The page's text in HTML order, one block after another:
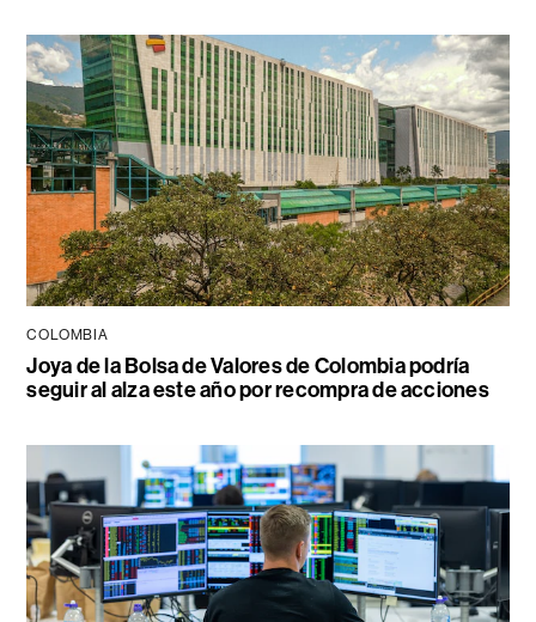
COLOMBIA
Joya de la Bolsa de Valores de Colombia podría
seguir al alza este año por recompra de acciones